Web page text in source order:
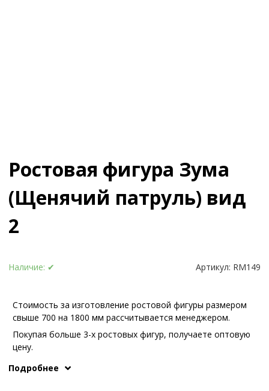
Ростовая фигура Зума
(Щенячий патруль) вид
2
Наличие: ✔ Артикул: RM149
Стоимость за изготовление ростовой фигуры размером
свыше 700 на 1800 мм рассчитывается менеджером.
Покупая больше 3-х ростовых фигур, получаете оптовую
цену.
Иные варианты опоры или конструкции обсуждаются с
Подробнее